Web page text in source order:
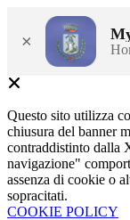
×
Questo sito utilizza
chiusura del banner
contraddistinto dalla
navigazione"
assenza di cookie o
sopracitati.
COOKIE POLICY